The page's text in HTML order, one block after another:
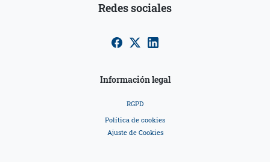
Redes sociales
Información legal
RGPD
Política de cookies
Ajuste de Cookies